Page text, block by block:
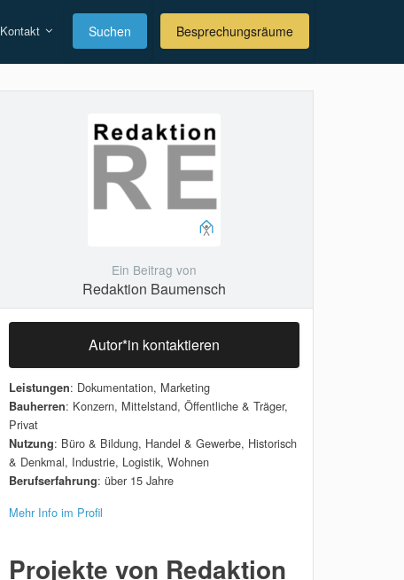
Kontakt Suchen Besprechungsräume
Ein Beitrag von
Redaktion Baumensch
Autor*in kontaktieren
Leistungen: Dokumentation, Marketing
Bauherren: Konzern, Mittelstand, Öffentliche & Träger,
Privat
Nutzung: Büro & Bildung, Handel & Gewerbe, Historisch
& Denkmal, Industrie, Logistik, Wohnen
Berufserfahrung: über 15 Jahre
Mehr Info im Profil
Projekte von Redaktion